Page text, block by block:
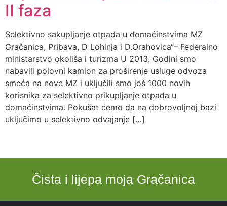
II faza
Selektivno sakupljanje otpada u domaćinstvima MZ
Gračanica, Pribava, D Lohinja i D.Orahovica“– Federalno
ministarstvo okoliša i turizma U 2013. Godini smo
nabavili polovni kamion za proširenje usluge odvoza
smeća na nove MZ i uključili smo još 1000 novih
korisnika za selektivno prikupljanje otpada u
domaćinstvima. Pokušat ćemo da na dobrovoljnoj bazi
uključimo u selektivno odvajanje […]
Čista i lijepa moja Gračanica